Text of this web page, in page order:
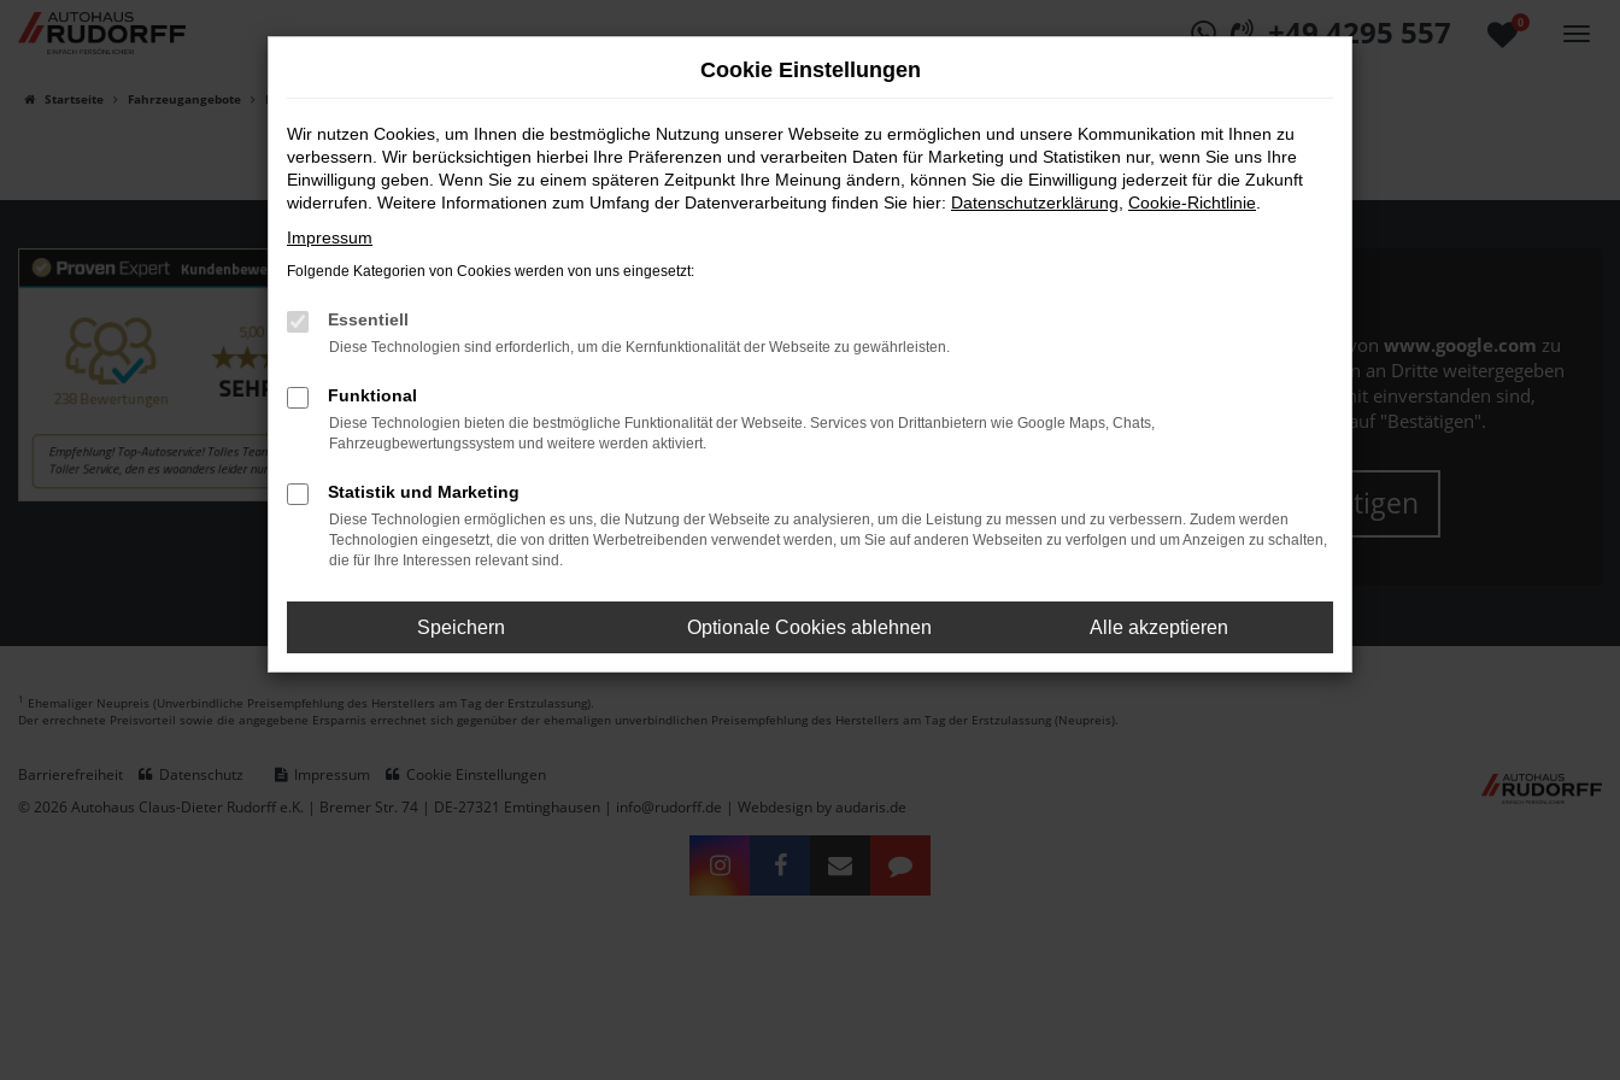
Zum
Hauptinhalt
0
+49 4295 557
Startseite Fahrzeugangebote Fahrzeugsuche
Telefon
MO-DO: 07:30 bis 18:00 Uhr
Es wird versucht, Inhalte von www.google.com zu
laden. Dabei können Daten an Dritte weitergegeben
werden. Wenn Sie damit einverstanden sind,
klicken Sie bitte auf "Bestätigen".
Bestätigen
1 Ehemaliger Neupreis (Unverbindliche Preisempfehlung des Herstellers am Tag der Erstzulassung).
Der errechnete Preisvorteil sowie die angegebene Ersparnis errechnet sich gegenüber der ehemaligen unverbindlichen Preisempfehlung des Herstellers am Tag der Erstzulassung (Neupreis).
Barrierefreiheit Datenschutz Impressum
Cookie Einstellungen
© 2026 Autohaus Claus-Dieter Rudorff e.K. | Bremer Str. 74 | DE-27321 Emtinghausen | info@rudorff.de | Webdesign by audaris.de
Cookie Einstellungen
Wir nutzen Cookies, um Ihnen die bestmögliche Nutzung unserer Webseite zu ermöglichen und unsere Kommunikation mit Ihnen zu
verbessern. Wir berücksichtigen hierbei Ihre Präferenzen und verarbeiten Daten für Marketing und Statistiken nur, wenn Sie uns Ihre
Einwilligung geben. Wenn Sie zu einem späteren Zeitpunkt Ihre Meinung ändern, können Sie die Einwilligung jederzeit für die Zukunft
widerrufen. Weitere Informationen zum Umfang der Datenverarbeitung finden Sie hier: Datenschutzerklärung Cookie-Richtlinie
Impressum
Folgende Kategorien von Cookies werden von uns eingesetzt:
Essentiell
Diese Technologien sind erforderlich, um die Kernfunktionalität der Webseite zu gewährleisten.
Funktional
Diese Technologien bieten die bestmögliche Funktionalität der Webseite. Services von Drittanbietern wie Google Maps, Chats,
Fahrzeugbewertungssystem und weitere werden aktiviert.
Statistik und Marketing
Diese Technologien ermöglichen es uns, die Nutzung der Webseite zu analysieren, um die Leistung zu messen und zu verbessern. Zudem werden
Technologien eingesetzt, die von dritten Werbetreibenden verwendet werden, um Sie auf anderen Webseiten zu verfolgen und um Anzeigen zu schalten,
die für Ihre Interessen relevant sind.
Speichern Optionale Cookies ablehnen Alle akzeptieren